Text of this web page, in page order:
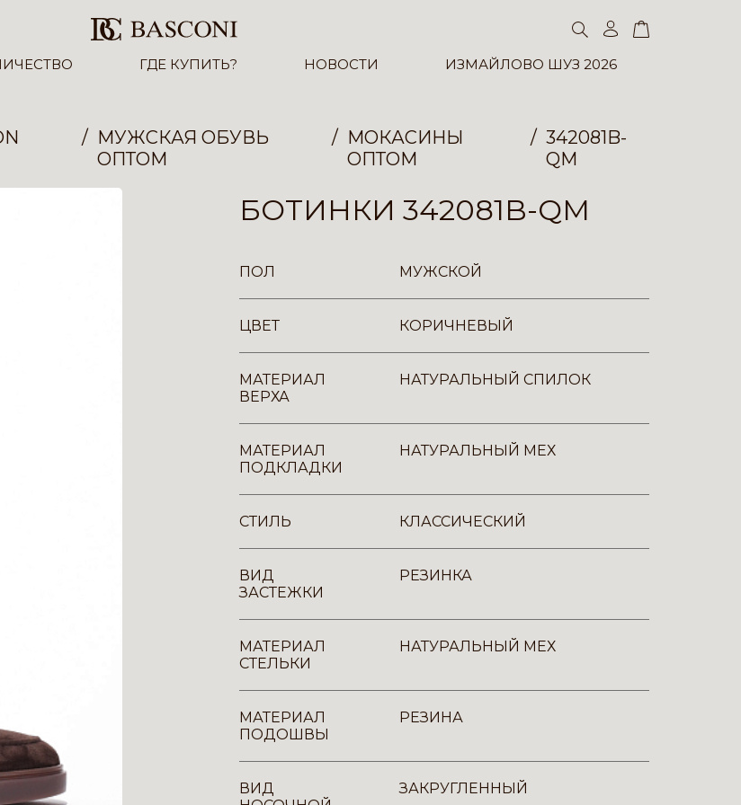
ГДЕ КУПИТЬ? НОВОСТИ ИЗМАЙЛОВО ШУЗ 2026
МУЖСКАЯ ОБУВЬ
ОПТОМ
МОКАСИНЫ
ОПТОМ
342081B-
QM
БОТИНКИ 342081B-QM
ПОЛ МУЖСКОЙ
ЦВЕТ КОРИЧНЕВЫЙ
МАТЕРИАЛ
ВЕРХА
НАТУРАЛЬНЫЙ СПИЛОК
МАТЕРИАЛ
ПОДКЛАДКИ
НАТУРАЛЬНЫЙ МЕХ
СТИЛЬ КЛАССИЧЕСКИЙ
ВИД
ЗАСТЕЖКИ
РЕЗИНКА
МАТЕРИАЛ
СТЕЛЬКИ
НАТУРАЛЬНЫЙ МЕХ
МАТЕРИАЛ
ПОДОШВЫ
РЕЗИНА
ВИД
ЗАКРУГЛЕННЫЙ